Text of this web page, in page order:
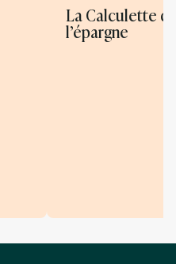
La Calculette
l’épargne